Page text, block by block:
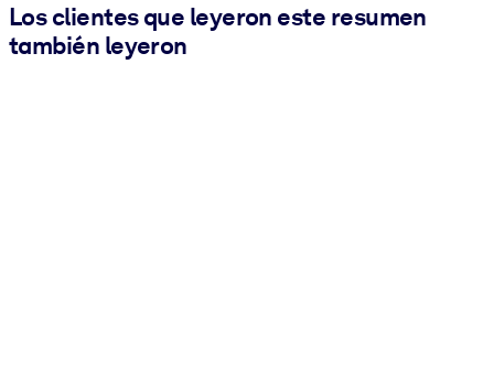
Los clientes que leyeron este resumen
también leyeron